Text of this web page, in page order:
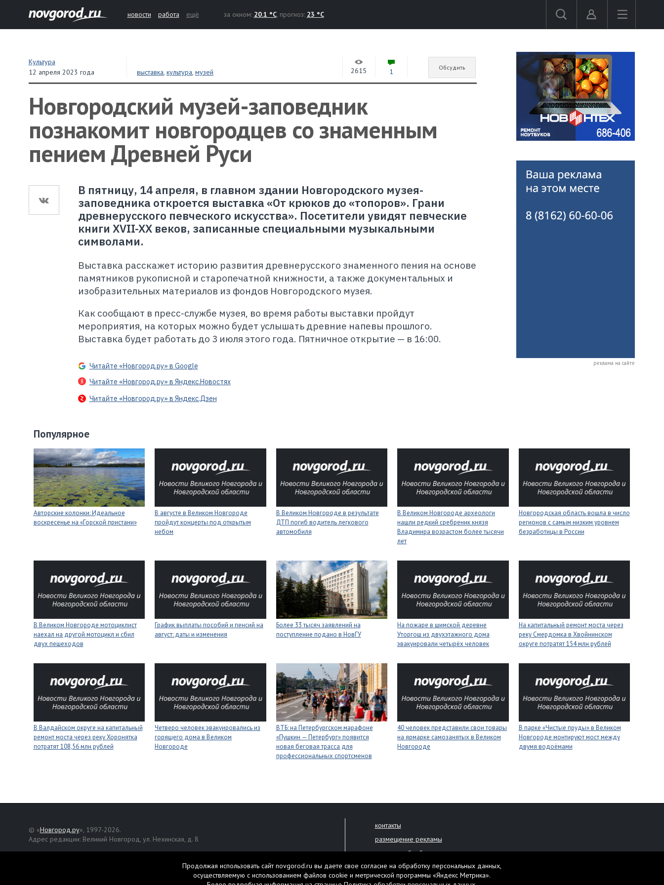
новости работа ещё за окном: 20.1 °C, прогноз: 23 °C
Культура
12 апреля 2023 года
выставка,культура,музей 2615 1 Обсудить
Новгородский музей-заповедник
познакомит новгородцев со знаменным
пением Древней Руси
В пятницу, 14 апреля, в главном здании Новгородского музея-
заповедника откроется выставка «От крюков до «топоров». Грани
древнерусского певческого искусства». Посетители увидят певческие
книги XVII-XX веков, записанные специальными музыкальными
символами.
Выставка расскажет историю развития древнерусского знаменного пения на основе
памятников рукописной и старопечатной книжности, а также документальных и
изобразительных материалов из фондов Новгородского музея.
Как сообщают в пресс-службе музея, во время работы выставки пройдут
мероприятия, на которых можно будет услышать древние напевы прошлого.
Выставка будет работать до 3 июля этого года. Пятничное открытие — в 16:00.
Читайте «Новгород.ру» в Google
Читайте «Новгород.ру» в Яндекс.Новостях
Читайте «Новгород.ру» в Яндекс.Дзен
реклама на сайте
Популярное
Авторские колонки: Идеальное
воскресенье на «Горской пристани»
В августе в Великом Новгороде
пройдут концерты под открытым
небом
В Великом Новгороде в результате
ДТП погиб водитель легкового
автомобиля
В Великом Новгороде археологи
нашли редкий сребреник князя
Владимира возрастом более тысячи
лет
Новгородская область вошла в число
регионов с самым низким уровнем
безработицы в России
В Великом Новгороде мотоциклист
наехал на другой мотоцикл и сбил
двух пешеходов
График выплаты пособий и пенсий на
август: даты и изменения
Более 33 тысяч заявлений на
поступление подано в НовГУ
На пожаре в шимской деревне
Уторгош из двухэтажного дома
эвакуировали четырёх человек
На капитальный ремонт моста через
реку Смердомка в Хвойнинском
округе потратят 154 млн рублей
В Валдайском округе на капитальный
ремонт моста через реку Хоронятка
потратят 108,56 млн рублей
Четверо человек эвакуировались из
горящего дома в Великом
Новгороде
ВТБ: на Петербургском марафоне
«Пушкин — Петербург» появится
новая беговая трасса для
профессиональных спортсменов
40 человек представили свои товары
на ярмарке самозанятых в Великом
Новгороде
В парке «Чистые пруды» в Великом
Новгороде монтируют мост между
двумя водоёмами
© «Новгород.ру», 1997-2026.
Адрес редакции: Великий Новгород, ул. Нехинская, д. 8
, публикуются на правах рекламы.
контакты
размещение рекламы
политика обработки персональных данных
Настоящий ресурс может содержать материалы 16+.
Продолжая использовать сайт novgorod.ru вы даете свое согласие на обработку персональных данных,
осуществляемую с использованием файлов cookie и метрической программы «Яндекс Метрика».